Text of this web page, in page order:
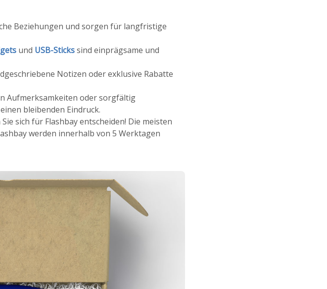
Beziehungen und sorgen für langfristige
und USB-Stickssind einprägsame und
Notizen oder exklusive Rabatte
Aufmerksamkeiten oder sorgfältig
bleibenden Eindruck.
sich für Flashbay entscheiden! Die meisten
werden innerhalb von 5 Werktagen